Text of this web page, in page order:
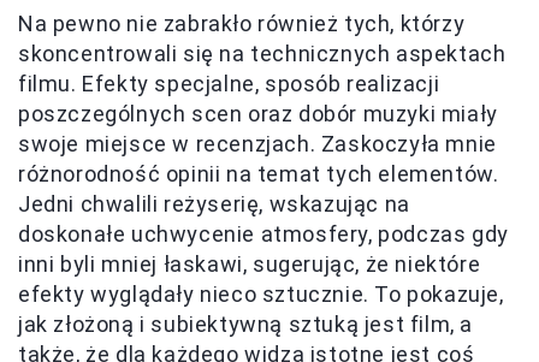
Na pewno nie zabrakło również tych, którzy
skoncentrowali się na technicznych aspektach
filmu. Efekty specjalne, sposób realizacji
poszczególnych scen oraz dobór muzyki miały
swoje miejsce w recenzjach. Zaskoczyła mnie
różnorodność opinii na temat tych elementów.
Jedni chwalili reżyserię, wskazując na
doskonałe uchwycenie atmosfery, podczas gdy
inni byli mniej łaskawi, sugerując, że niektóre
efekty wyglądały nieco sztucznie. To pokazuje,
jak złożoną i subiektywną sztuką jest film, a
także, że dla każdego widza istotne jest coś